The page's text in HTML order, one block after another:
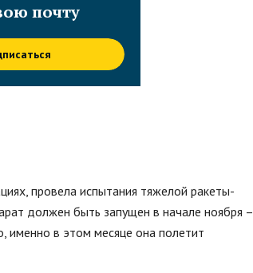
почту
провела испытания тяжелой ракеты-
должен быть запущен в начале ноября –
именно в этом месяце она полетит